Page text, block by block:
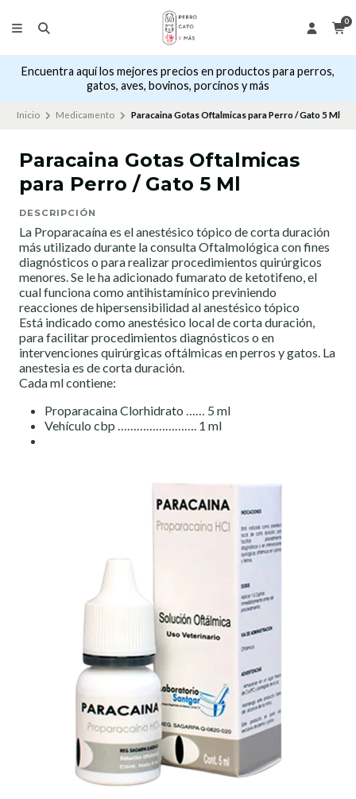
0
Encuentra aquí los mejores precios en productos para perros,
gatos, aves, bovinos, porcinos y más
Inicio Medicamento Paracaina Gotas Oftalmicas para Perro / Gato 5 Ml
Paracaina Gotas Oftalmicas
para Perro / Gato 5 Ml
DESCRIPCIÓN
La Proparacaína es el anestésico tópico de corta duración
más utilizado durante la consulta Oftalmológica con fines
diagnósticos o para realizar procedimientos quirúrgicos
menores. Se le ha adicionado fumarato de ketotifeno, el
cual funciona como antihistamínico previniendo
reacciones de hipersensibilidad al anestésico tópico
Está indicado como anestésico local de corta duración,
para facilitar procedimientos diagnósticos o en
intervenciones quirúrgicas oftálmicas en perros y gatos. La
anestesia es de corta duración.
Cada ml contiene:
Proparacaina Clorhidrato …… 5 ml
Vehículo cbp ……………………. 1 ml